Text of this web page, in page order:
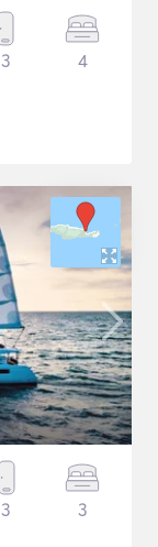
3 4
3 3